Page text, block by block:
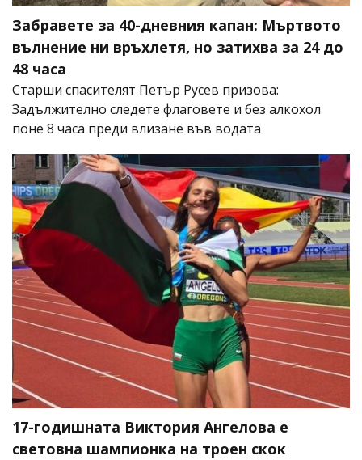
Забравете за 40-дневния капан: Мъртвото
вълнение ни връхлетя, но затихва за 24 до
48 часа
Старши спасителят Петър Русев призова:
Задължително следете флаговете и без алкохол
поне 8 часа преди влизане във водата
17-годишната Виктория Ангелова е
световна шампионка на троен скок